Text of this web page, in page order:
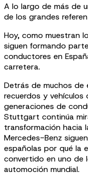
A lo largo de más de
de los grandes
Hoy, como muestran
siguen formando
conductores en
carretera.
Detrás de muchos de
recuerdos y vehículos
generaciones de
Stuttgart continúa
transformación hacia
Mercedes-Benz
españolas por qué la
convertido en uno de
automoción mundial.